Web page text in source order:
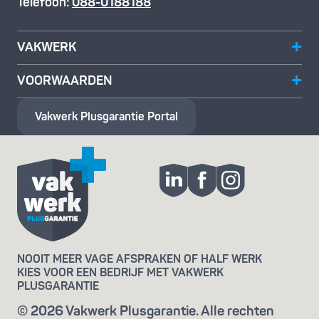
VAKWERK
VOORWAARDEN
Vakwerk Plusgarantie Portal
NOOIT MEER VAGE AFSPRAKEN OF HALF WERK
KIES VOOR EEN BEDRIJF MET VAKWERK
PLUSGARANTIE
© 2026 Vakwerk Plusgarantie. Alle rechten